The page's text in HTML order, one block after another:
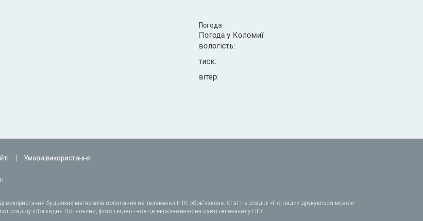
Погода
Погода у Коломиї
вологість:
тиск:
вітер:
Умови використання
використання будь-яких матеріалів посилання на телеканал НТК обов'язкове. Статті в розділі «Погляди» друкуються мовою
розділу «Погляди». Всі новини, фото і відео - все це ексклюзивно на сайті телеканалу НТК